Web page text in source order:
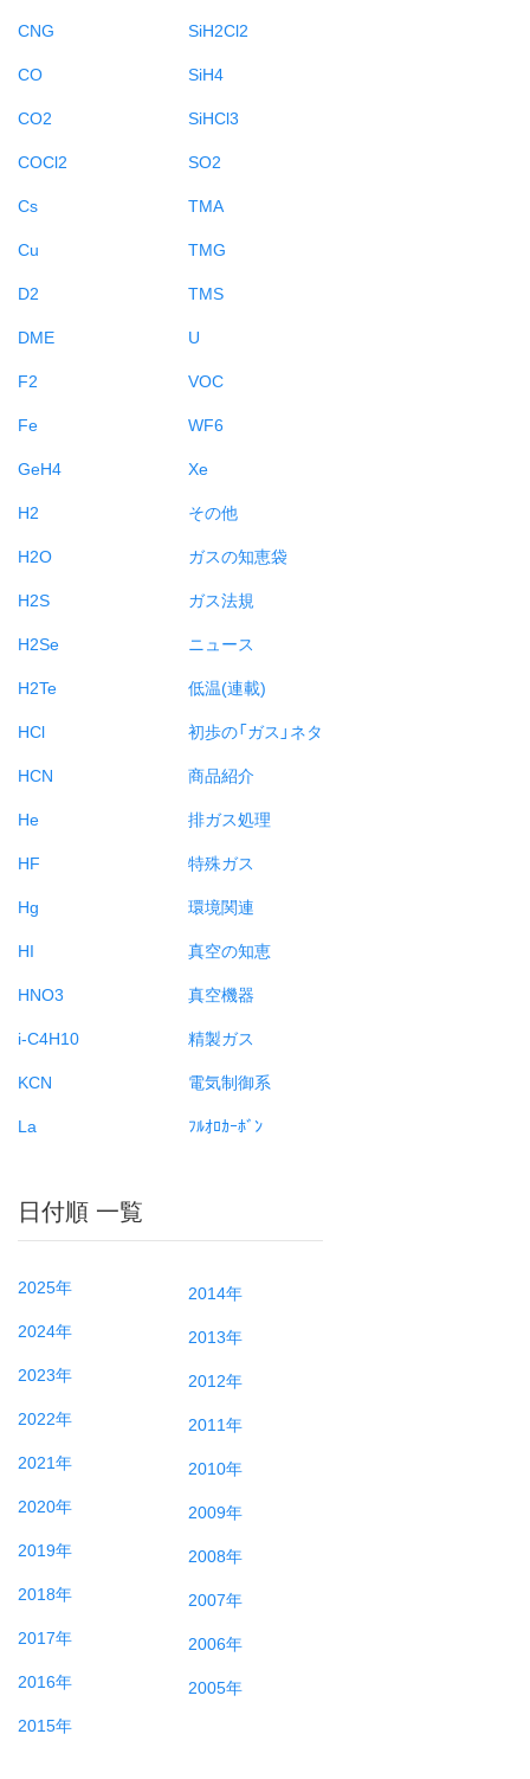
CNG
CO
CO2
COCl2
Cs
Cu
D2
DME
F2
Fe
GeH4
H2
H2O
H2S
H2Se
H2Te
HCl
HCN
He
HF
Hg
HI
HNO3
i-C4H10
KCN
La
SiH2Cl2
SiH4
SiHCl3
SO2
TMA
TMG
TMS
U
VOC
WF6
Xe
その他
ガスの知恵袋
ガス法規
ニュース
低温(連載)
初歩の「ガス」ネタ
商品紹介
排ガス処理
特殊ガス
環境関連
真空の知恵
真空機器
精製ガス
電気制御系
ﾌﾙｵﾛｶｰﾎﾞﾝ
日付順 一覧
2025年
2024年
2023年
2022年
2021年
2020年
2019年
2018年
2017年
2016年
2015年
2014年
2013年
2012年
2011年
2010年
2009年
2008年
2007年
2006年
2005年